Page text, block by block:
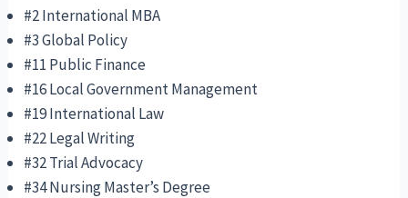
#2 International MBA
#3 Global Policy
#11 Public Finance
#16 Local Government Management
#19 International Law
#22 Legal Writing
#32 Trial Advocacy
#34 Nursing Master’s Degree